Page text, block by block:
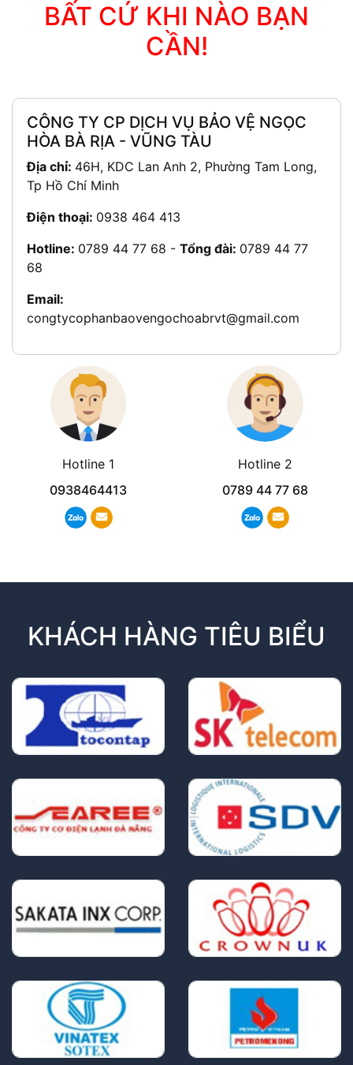
BẤT CỨ KHI NÀO BẠN
CẦN!
CÔNG TY CP DỊCH VỤ BẢO VỆ NGỌC
HÒA BÀ RỊA - VŨNG TÀU
Địa chỉ: 46H, KDC Lan Anh 2, Phường Tam Long,
Tp Hồ Chí Minh
Điện thoại: 0938 464 413
Hotline: 0789 44 77 68 - Tổng đài: 0789 44 77
68
Email:
congtycophanbaovengochoabrvt@gmail.com
Hotline 1
0938464413
Hotline 2
0789 44 77 68
KHÁCH HÀNG TIÊU BIỂU